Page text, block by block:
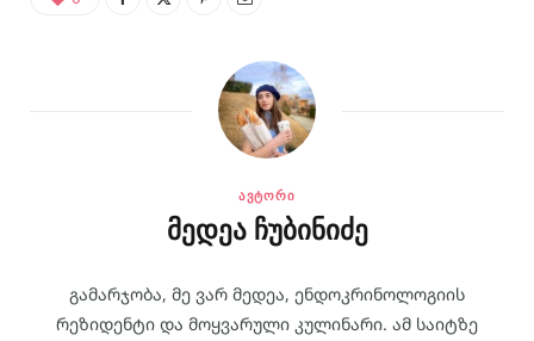
ᲐᲕᲢᲝᲠᲘ
მედეა ჩუბინიძე
გამარჯობა, მე ვარ მედეა, ენდოკრინოლოგიის
რეზიდენტი და მოყვარული კულინარი. ამ საიტზე